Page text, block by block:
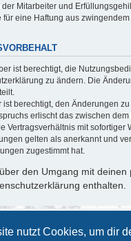
nutzt Cookies, um dir
Mitarbeiter und
für eine Haftung aus
ist berechtigt, die
zu ändern. Die
ist berechtigt, den Änderungen
erlischt das zwischen
Vertragsverhältnis mit sofortiger
gelten als anerkannt und
zugestimmt hat.
den Umgang mit deinen
enthalten.